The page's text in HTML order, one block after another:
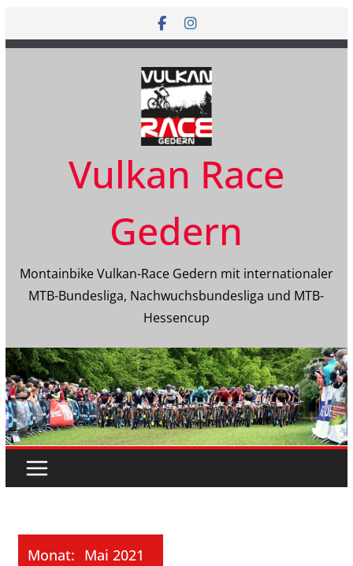
Inhalt
Vulkan Race
Gedern
Montainbike Vulkan-Race Gedern mit internationaler
MTB-Bundesliga, Nachwuchsbundesliga und MTB-
Hessencup
Monat: Mai 2021